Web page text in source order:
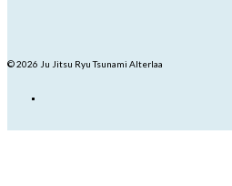
© 2026 Ju Jitsu Ryu Tsunami Alterlaa